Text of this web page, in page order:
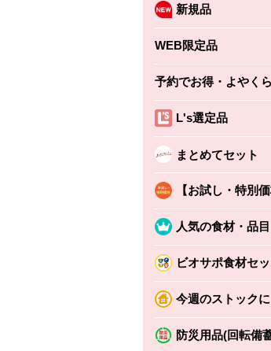
新規品
WEB限定品
予約でお得・よやく
L's選定品
まとめてセット
【お試し・特別価
人気の食材・品目
ビオサポ食材セッ
今週のストック
防災用品(回転備